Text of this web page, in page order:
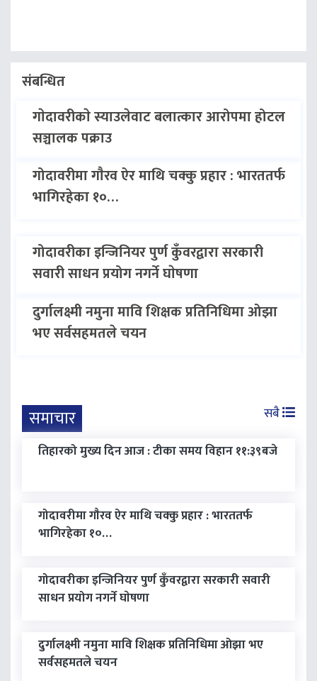
संबन्धित
गाेदावरीकाे स्याउलेवाट बलात्कार आरोपमा होटल
सञ्चालक पक्राउ
गोदावरीमा गाैरव ऐर माथि चक्कु प्रहार : भारततर्फ
भागिरहेका १०…
गोदावरीका इन्जिनियर पुर्ण कुँवरद्वारा सरकारी
सवारी साधन प्रयोग नगर्ने घाेषणा
दुर्गालक्ष्मी नमुना मावि शिक्षक प्रतिनिधिमा ओझा
भए सर्वसहमतले चयन
समाचार सबै
तिहारको मुख्य दिन आज : टीका समय विहान ११:३९बजे
गोदावरीमा गाैरव ऐर माथि चक्कु प्रहार : भारततर्फ
भागिरहेका १०…
गोदावरीका इन्जिनियर पुर्ण कुँवरद्वारा सरकारी सवारी
साधन प्रयोग नगर्ने घाेषणा
दुर्गालक्ष्मी नमुना मावि शिक्षक प्रतिनिधिमा ओझा भए
सर्वसहमतले चयन